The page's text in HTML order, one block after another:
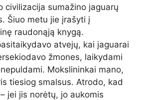
civilizacija sumažino jaguarų
Šiuo metu jie įrašyti į
raudonąją knygą.
atvejų, kai jaguarai
žmones, laikydami
Mokslininkai mano,
tiesiog smalsus. Atrodo, kad
jei jis norėtų, jo aukomis